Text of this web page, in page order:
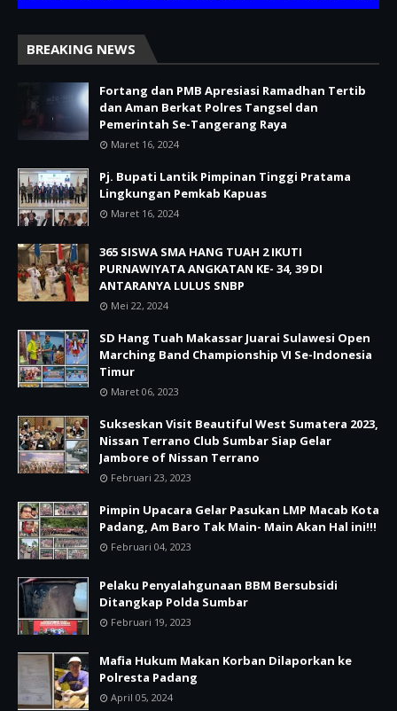
BREAKING NEWS
Fortang dan PMB Apresiasi Ramadhan Tertib
dan Aman Berkat Polres Tangsel dan
Pemerintah Se-Tangerang Raya
Maret 16, 2024
Pj. Bupati Lantik Pimpinan Tinggi Pratama
Lingkungan Pemkab Kapuas
Maret 16, 2024
365 SISWA SMA HANG TUAH 2 IKUTI
PURNAWIYATA ANGKATAN KE- 34, 39 DI
ANTARANYA LULUS SNBP
Mei 22, 2024
SD Hang Tuah Makassar Juarai Sulawesi Open
Marching Band Championship VI Se-Indonesia
Timur
Maret 06, 2023
Sukseskan Visit Beautiful West Sumatera 2023,
Nissan Terrano Club Sumbar Siap Gelar
Jambore of Nissan Terrano
Februari 23, 2023
Pimpin Upacara Gelar Pasukan LMP Macab Kota
Padang, Am Baro Tak Main- Main Akan Hal ini!!!
Februari 04, 2023
Pelaku Penyalahgunaan BBM Bersubsidi
Ditangkap Polda Sumbar
Februari 19, 2023
Mafia Hukum Makan Korban Dilaporkan ke
Polresta Padang
April 05, 2024